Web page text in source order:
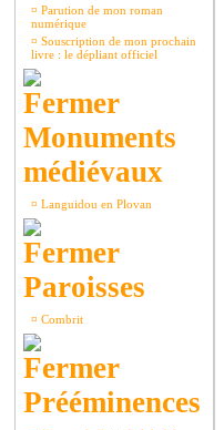
¤ Parution de mon roman
numérique
¤ Souscription de mon prochain
livre : le dépliant officiel
Monuments
médiévaux
¤ Languidou en Plovan
Paroisses
¤ Combrit
Prééminences